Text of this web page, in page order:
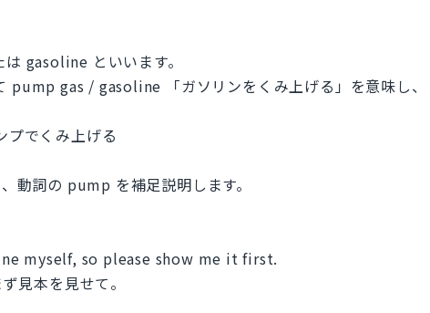
gasoline といいます。
pump gas / gasoline 「ガソリンをくみ上げる」を意味し、
でくみ上げる
動詞の pump を補足説明します。
myself, so please show me it first.
見本を見せて。